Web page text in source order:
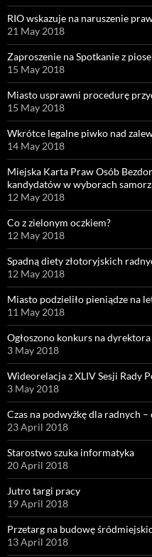
RIO wskazuje na naruszenie
21 May 2018
Zaproszenie na Spotkanie z
15 May 2018
Miasto usprawni procedurę
15 May 2018
Wkrótce legalne piwko nad
14 May 2018
Miejska Karta Praw Osób
kandydatów w wyborach
12 May 2018
Co z zielonym oczkiem?
12 May 2018
Spadną diety złotoryjskich
12 May 2018
Miasto podzieliło pieniądze na
11 May 2018
Ogłoszono konkurs na dyrektora
3 May 2018
Wideorelacja z XLIV Sesji Rady
3 May 2018
Czas na podwyżkę dla radnych –
23 April 2018
Starostwo szuka informatyka
20 April 2018
Jutro targi pracy
19 April 2018
Przetarg na budowę
13 April 2018